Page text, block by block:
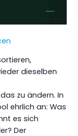
dieselben
zu ändern. In
ehrlich an: Was
es sich
Der